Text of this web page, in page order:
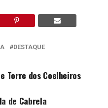
DESTAQUE
Torre dos Coelheiros
de Cabrela